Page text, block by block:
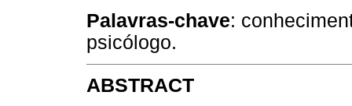
Palavras-chave:
psicólogo.
ABSTRACT